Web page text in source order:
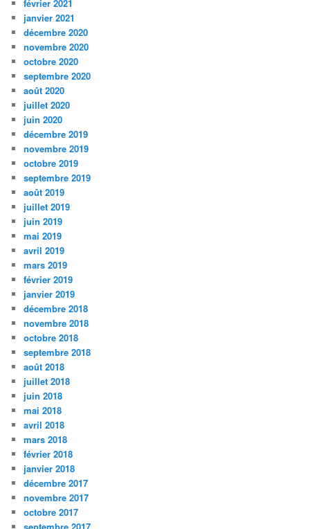
février 2021
janvier 2021
décembre 2020
novembre 2020
octobre 2020
septembre 2020
août 2020
juillet 2020
juin 2020
décembre 2019
novembre 2019
octobre 2019
septembre 2019
août 2019
juillet 2019
juin 2019
mai 2019
avril 2019
mars 2019
février 2019
janvier 2019
décembre 2018
novembre 2018
octobre 2018
septembre 2018
août 2018
juillet 2018
juin 2018
mai 2018
avril 2018
mars 2018
février 2018
janvier 2018
décembre 2017
novembre 2017
octobre 2017